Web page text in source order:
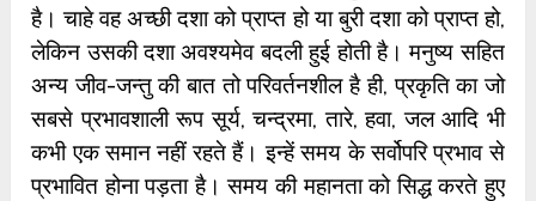
है। चाहे वह अच्छी दशा को प्राप्त हो या बुरी दशा को प्राप्त हो,
लेकिन उसकी दशा अवश्यमेव बदली हुई होती है। मनुष्य सहित
अन्य जीव-जन्तु की बात तो परिवर्तनशील है ही, प्रकृति का जो
सबसे प्रभावशाली रूप सूर्य, चन्द्रमा, तारे, हवा, जल आदि भी
कभी एक समान नहीं रहते हैं। इन्हें समय के सर्वोपरि प्रभाव से
प्रभावित होना पड़ता है। समय की महानता को सिद्ध करते हुए